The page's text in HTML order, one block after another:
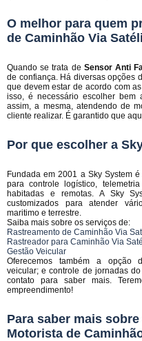
O melhor para quem
de Caminhão Via
Quando se trata de Sensor Anti
de confiança. Há diversas opções
que devem estar de acordo com
isso, é necessário escolher bem
assim, a mesma, atendendo de
cliente realizar. É garantido que
Por que escolher a
Fundada em 2001 a Sky System
para controle logístico,
habitadas e remotas. A Sky
customizados para atender
maritimo e terrestre.
Saiba mais sobre os serviços de:
Rastreamento de Caminhão Via
Rastreador para Caminhão Via
Gestão Veicular
Oferecemos também a opção
veicular; e controle de jornadas
contato para saber mais.
empreendimento!
Para saber mais
Motorista de